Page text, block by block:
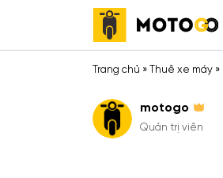
Trang chủ » Thuê xe máy »
motogo
Quản trị viên